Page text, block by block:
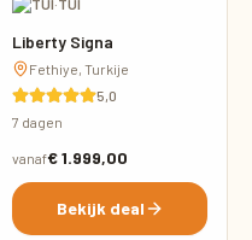
Liberty Signa
Fethiye, Turkije
5,0
7 dagen
vanaf€ 1.999,00
Bekijk deal